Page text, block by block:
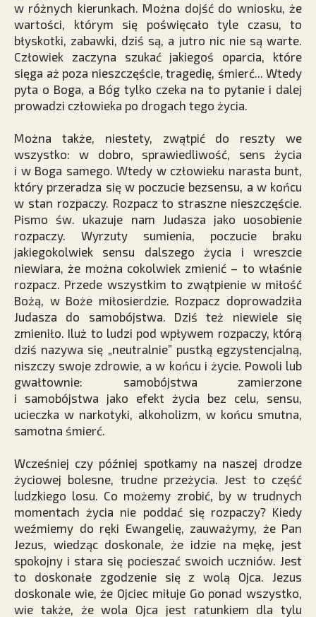
w różnych kierunkach. Można dojść do wniosku, że
wartości, którym się poświęcało tyle czasu, to
błyskotki, zabawki, dziś są, a jutro nic nie są warte.
Człowiek zaczyna szukać jakiegoś oparcia, które
sięga aż poza nieszczęście, tragedię, śmierć... Wtedy
pyta o Boga, a Bóg tylko czeka na to pytanie i dalej
prowadzi człowieka po drogach tego życia.
Można także, niestety, zwątpić do reszty we
wszystko: w dobro, sprawiedliwość, sens życia
i w Boga samego. Wtedy w człowieku narasta bunt,
który przeradza się w poczucie bezsensu, a w końcu
w stan rozpaczy. Rozpacz to straszne nieszczęście.
Pismo św. ukazuje nam Judasza jako uosobienie
rozpaczy. Wyrzuty sumienia, poczucie braku
jakiegokolwiek sensu dalszego życia i wreszcie
niewiara, że można cokolwiek zmienić – to właśnie
rozpacz. Przede wszystkim to zwątpienie w miłość
Bożą, w Boże miłosierdzie. Rozpacz doprowadziła
Judasza do samobójstwa. Dziś też niewiele się
zmieniło. Iluż to ludzi pod wpływem rozpaczy, którą
dziś nazywa się „neutralnie” pustką egzystencjalną,
niszczy swoje zdrowie, a w końcu i życie. Powoli lub
gwałtownie: samobójstwa zamierzone
i samobójstwa jako efekt życia bez celu, sensu,
ucieczka w narkotyki, alkoholizm, w końcu smutna,
samotna śmierć.
Wcześniej czy później spotkamy na naszej drodze
życiowej bolesne, trudne przeżycia. Jest to część
ludzkiego losu. Co możemy zrobić, by w trudnych
momentach życia nie poddać się rozpaczy? Kiedy
weźmiemy do ręki Ewangelię, zauważymy, że Pan
Jezus, wiedząc doskonale, że idzie na mękę, jest
spokojny i stara się pocieszać swoich uczniów. Jest
to doskonałe zgodzenie się z wolą Ojca. Jezus
doskonale wie, że Ojciec miłuje Go ponad wszystko,
wie także, że wola Ojca jest ratunkiem dla tylu